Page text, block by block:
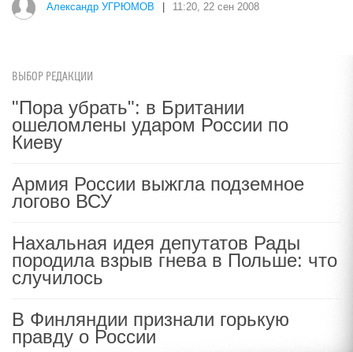
Александр УГРЮМОВ 11:20, 22 сен 2008
ВЫБОР РЕДАКЦИИ
"Пора убрать": в Британии
ошеломлены ударом России по
Киеву
Армия России выжгла подземное
логово ВСУ
Нахальная идея депутатов Рады
породила взрыв гнева в Польше: что
случилось
В Финляндии признали горькую
правду о России